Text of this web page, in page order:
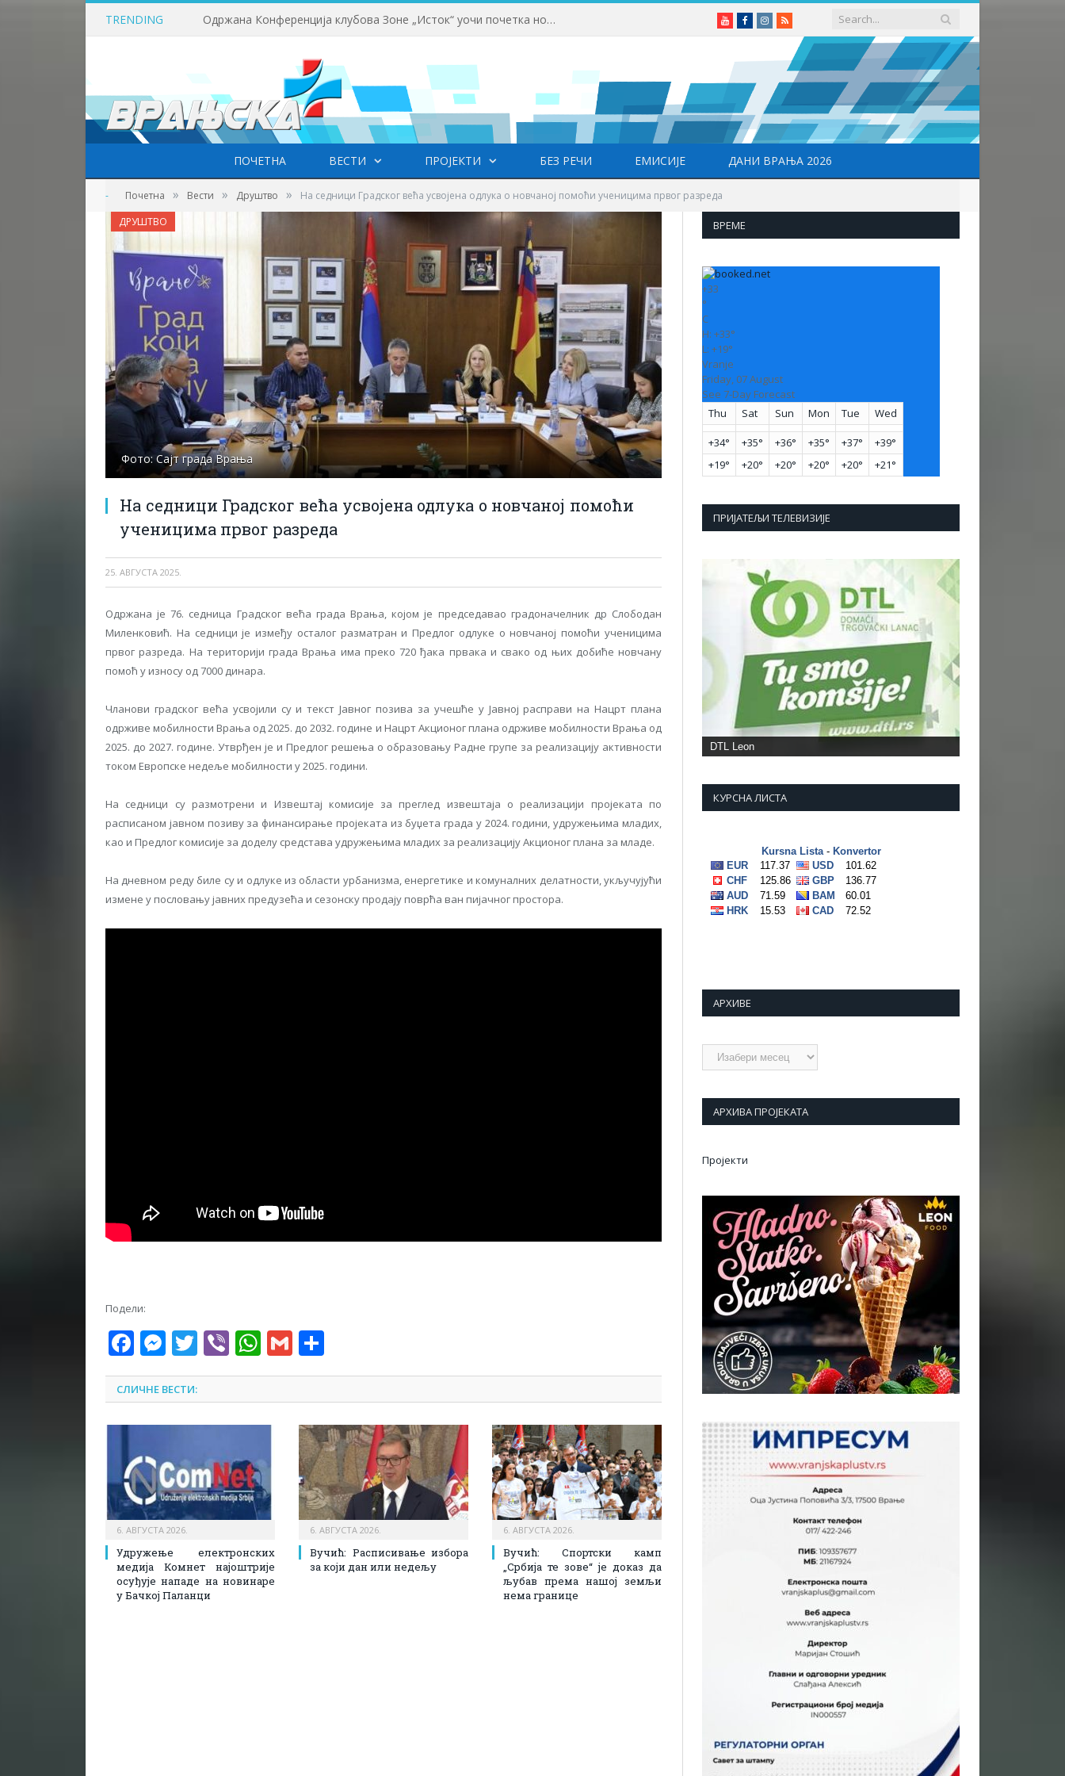
TRENDING Одржана Конференција клубова Зоне „Исток“ уочи почетка нове сезоне YoutubeFacebookInstagram
RSS
ПОЧЕТНА ВЕСТИ ПРОЈЕКТИ БЕЗ РЕЧИ ЕМИСИЈЕ ДАНИ ВРАЊА 2026
- Почетна » Вести » Друштво » На седници Градског већа усвојена одлукa о новчаној помоћи ученицима првог разреда
Фото: Сајт града Врања
На седници Градског већа усвојена одлукa о новчаној помоћи
ученицима првог разреда
25. АВГУСТА 2025.
ДРУШТВО
Одржана је 76. седница Градског већа града Врања, којом је председавао градоначелник др Слободан
Миленковић. На седници је између осталог разматран и Предлог одлуке о новчаној помоћи ученицима
првог разреда. На територији града Врања има преко 720 ђака првака и свако од њих добиће новчану
помоћ у износу од 7000 динара.
Чланови градског већа усвојили су и текст Јавног позива за учешће у Јавној расправи на Нацрт плана
одрживе мобилности Врања од 2025. до 2032. године и Нацрт Акционог плана одрживе мобилности Врања од
2025. до 2027. године. Утврђен је и Предлог решења о образовању Радне групе за реализацију активности
током Европске недеље мобилности у 2025. години.
На седници су размотрени и Извештај комисије за преглед извештаја о реализацији пројеката по
расписаном јавном позиву за финансирање пројеката из буџета града у 2024. години, удружењима младих,
као и Предлог комисије за доделу средстава удружењима младих за реализацију Акционог плана за младе.
На дневном реду биле су и одлуке из области урбанизма, енергетике и комуналних делатности, укључујући
измене у пословању јавних предузећа и сезонску продају поврћа ван пијачног простора.
Подели:
Facebook
Messenger
Twitter
ViberWhatsApp
Gmail
СЛИЧНЕ ВЕСТИ:
6. АВГУСТА 2026.
Удружење електронских
медија Комнет најоштрије
осуђује нападе на новинаре
у Бачкој Паланци
6. АВГУСТА 2026.
Вучић: Расписивање избора
за који дан или недељу
6. АВГУСТА 2026.
Вучић: Спортски камп
„Србија те зове“ је доказ да
љубав према нашој земљи
нема границе
ВРЕМЕ
+33
°
C
H: +33°
L: +19°
Vranje
Friday, 07 August
See 7-Day Forecast
Thu
Sat Sun Mon Tue Wed
+34° +35° +36° +35° +37° +39°
+19° +20° +20° +20° +20° +21°
ПРИЈАТЕЉИ ТЕЛЕВИЗИЈЕ
DTL Leon
КУРСНА ЛИСТА
АРХИВЕ
Архиве
АРХИВА ПРОЈЕКАТА
Пројекти